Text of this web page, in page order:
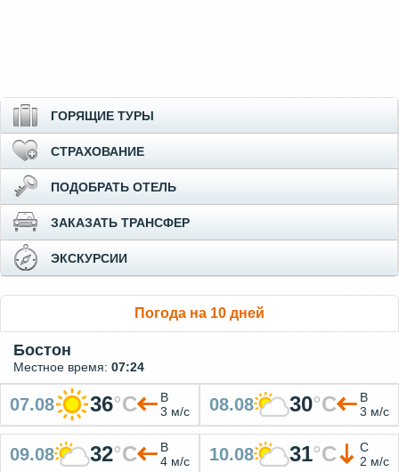
ГОРЯЩИЕ ТУРЫ
СТРАХОВАНИЕ
ПОДОБРАТЬ ОТЕЛЬ
ЗАКАЗАТЬ ТРАНСФЕР
ЭКСКУРСИИ
Погода на 10 дней
Бостон
Местное время: 07:24
07.08 36°C
В
3 м/с
08.08 30°C
В
3 м/с
09.08 32°C
В
4 м/с
10.08 31°C
С
2 м/с